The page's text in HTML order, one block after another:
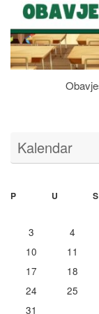
Kalendar
P
U S
3
4
10
11
17
18
24
25
31